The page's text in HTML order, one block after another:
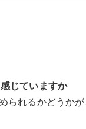
じていますか
れるかどうか